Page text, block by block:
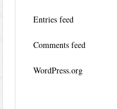
Entries feed
Comments feed
WordPress.org